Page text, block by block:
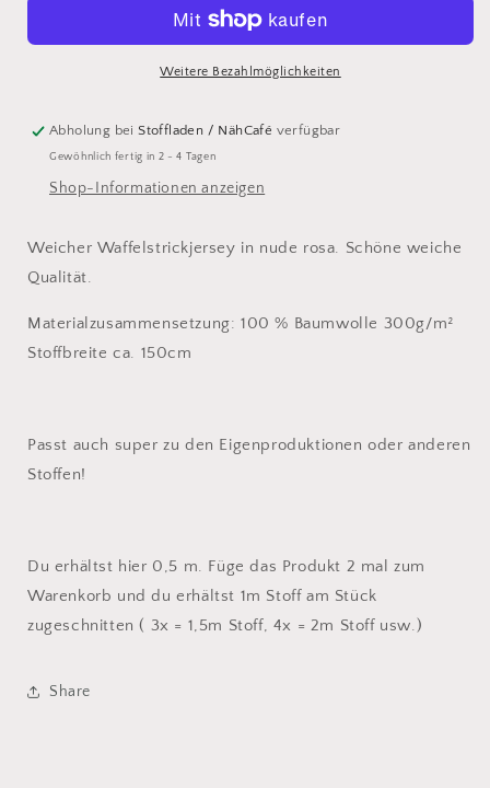
rosa
nude
rosa
Weitere Bezahlmöglichkeiten
Abholung beiStoffladen / NähCafé verfügbar
Gewöhnlich fertig in 2 - 4 Tagen
Shop-Informationen anzeigen
Weicher Waffelstrickjersey in nude rosa. Schöne weiche
Qualität.
Materialzusammensetzung: 100 % Baumwolle 300g/m²
Stoffbreite ca. 150cm
Passt auch super zu den Eigenproduktionen oder anderen
Stoffen!
Du erhältst hier 0,5 m. Füge das Produkt 2 mal zum
Warenkorb und du erhältst 1m Stoff am Stück
zugeschnitten ( 3x = 1,5m Stoff, 4x = 2m Stoff usw.)
Share